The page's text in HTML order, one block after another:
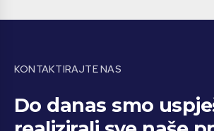
KONTAKTIRAJTE NAS
Do danas smo